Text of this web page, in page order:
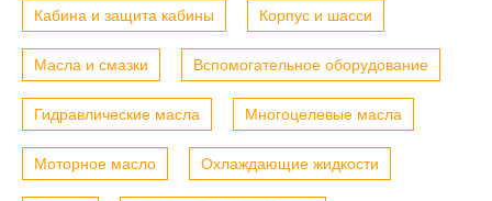
Кабина и защита кабины Корпус и шасси
Масла и смазки Вспомогательное оборудование
Гидравлические масла Многоцелевые масла
Моторное масло Охлаждающие жидкости